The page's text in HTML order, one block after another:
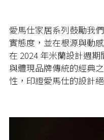
愛馬仕家居系列鼓勵我
實態度，並在根源與動
在 2024 年米蘭設計週期
與體現品牌傳統的經典
性，印證愛馬仕的設計